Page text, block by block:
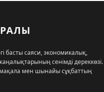
басты саяси, экономикалық,
сенімді дереккөзі.
мақала мен шынайы сұқбаттың